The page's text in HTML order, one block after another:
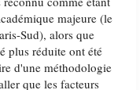
majeure (le
Sud), alors que
plus réduite ont été
d'une méthodologie
que les facteurs